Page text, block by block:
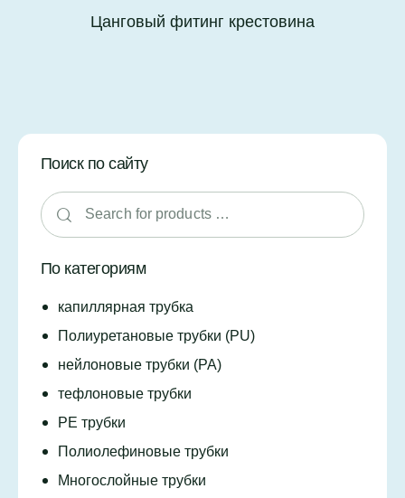
Цанговый фитинг крестовина
Поиск по сайту
По категориям
капиллярная трубка
Полиуретановые трубки (PU)
нейлоновые трубки (PA)
тефлоновые трубки
PE трубки
Полиолефиновые трубки
Многослойные трубки